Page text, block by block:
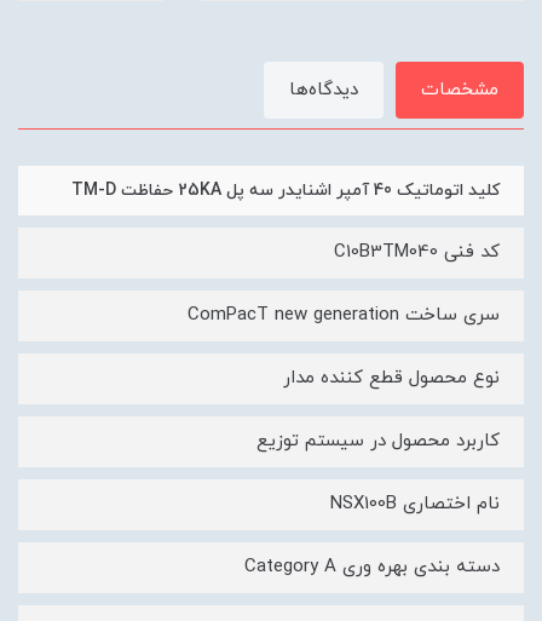
مشخصات دیدگاه‌ها
کليد اتوماتیک 40 آمپر اشنایدر سه پل 25KA حفاظت TM-D
کد فنی C10B3TM040
سری ساخت ComPacT new generation
نوع محصول قطع کننده مدار
کاربرد محصول در سیستم توزیع
نام اختصاری NSX100B
دسته بندی بهره وری Category A